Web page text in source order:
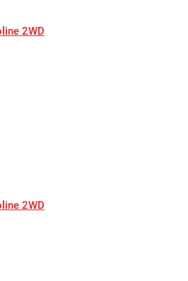
2WD
2WD